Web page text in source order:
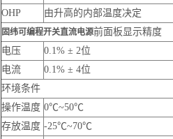
OHP
由升高的内部温度决定
固纬可编程开关直流电源前面板显示精度
电压
0.1% ± 2位
电流
0.1% ± 4位
环境条件
操作温度 0℃~50℃
存放温度 -25℃~70℃